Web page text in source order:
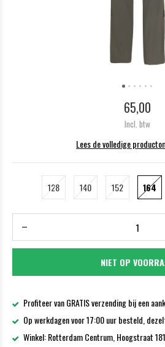
65,00
Incl. btw
Lees de volledige
128 140 152 164
NIET OP
Profiteer van GRATIS verzending bij een
Op werkdagen voor 17:00 uur besteld,
Winkel: Rotterdam Centrum, Hoogstraat 181